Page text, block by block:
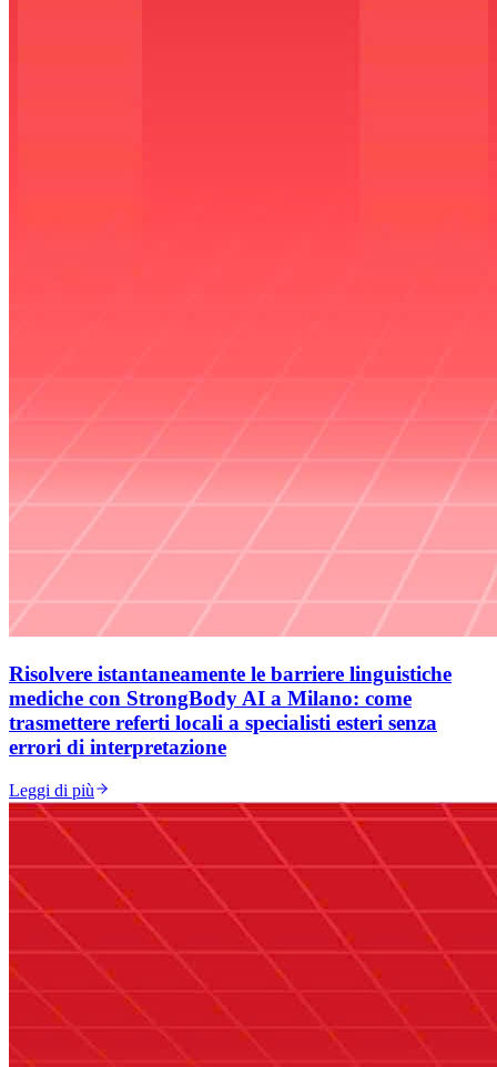
Risolvere istantaneamente le barriere linguistiche
mediche con StrongBody AI a Milano: come
trasmettere referti locali a specialisti esteri senza
errori di interpretazione
Leggi di più